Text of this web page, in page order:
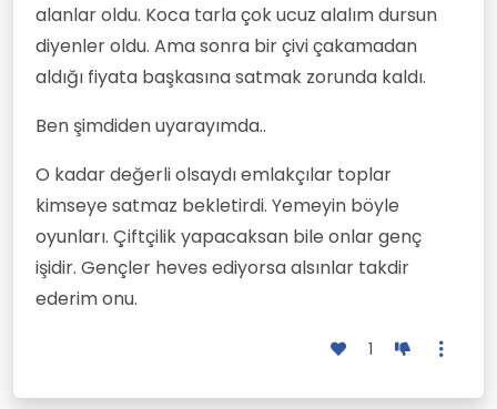
alanlar oldu. Koca tarla çok ucuz alalım dursun
diyenler oldu. Ama sonra bir çivi çakamadan
aldığı fiyata başkasına satmak zorunda kaldı.
Ben şimdiden uyarayımda..
O kadar değerli olsaydı emlakçılar toplar
kimseye satmaz bekletirdi. Yemeyin böyle
oyunları. Çiftçilik yapacaksan bile onlar genç
işidir. Gençler heves ediyorsa alsınlar takdir
ederim onu.
1